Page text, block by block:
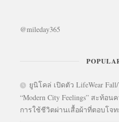
@mileday365
ยูนิโคล่ เปิดตัว LifeWear
“Modern City Feelings” สะท้อ
การใช้ชีวิตผ่านเสื้อผ้าที่ตอบโจ